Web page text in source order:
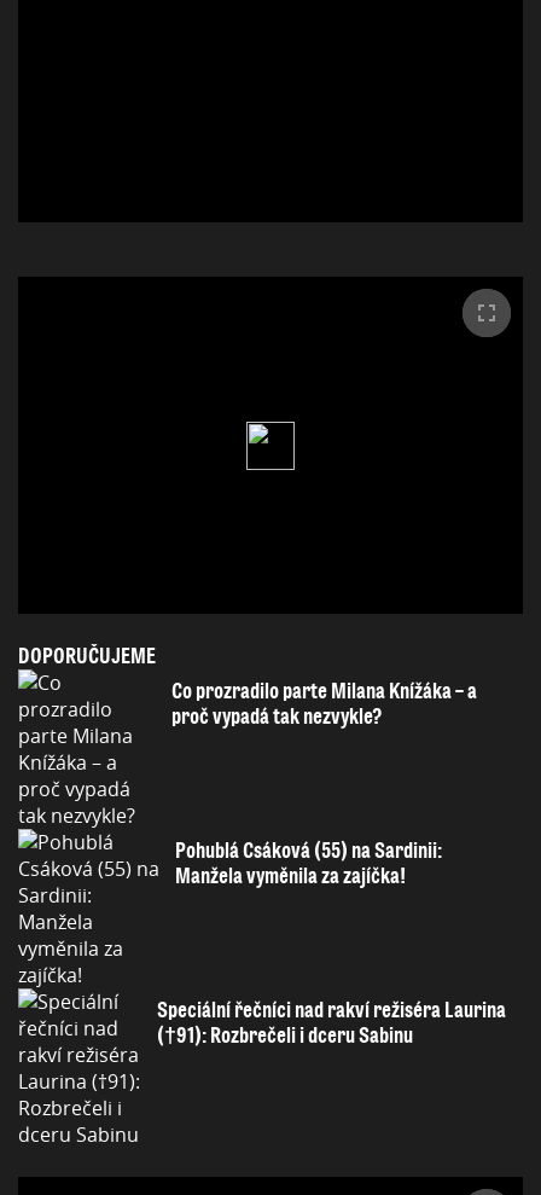
DOPORUČUJEME
Co prozradilo parte Milana Knížáka – a
proč vypadá tak nezvykle?
Pohublá Csáková (55) na Sardinii:
Manžela vyměnila za zajíčka!
Speciální řečníci nad rakví režiséra Laurina
(†91): Rozbrečeli i dceru Sabinu